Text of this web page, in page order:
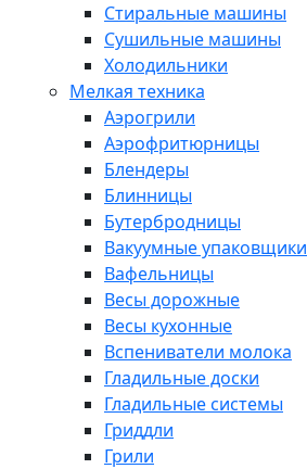
Стиральные машины
Сушильные машины
Холодильники
Мелкая техника
Аэрогрили
Аэрофритюрницы
Блендеры
Блинницы
Бутербродницы
Вакуумные упаковщики
Вафельницы
Весы дорожные
Весы кухонные
Вспениватели молока
Гладильные доски
Гладильные системы
Гриддли
Грили